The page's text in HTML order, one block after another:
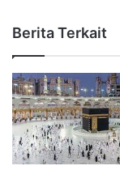
Berita Terkait